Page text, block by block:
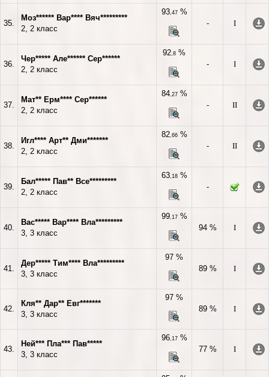
35.
Моз****** Вар**** Вяч*********
2, 2 класс
93,47%
-
I
36.
Чер***** Але****** Сер******
2, 2 класс
92,8 %
-
I
37.
Мат** Ерм**** Сер******
2, 2 класс
84,27%
-
II
38.
Игл**** Арт** Дми*******
2, 2 класс
82,66%
-
II
39.
Бал***** Пав** Все*********
2, 2 класс
63,18%
-
40.
Вас***** Вар**** Вла*********
3, 3 класс
99,17%
94 %
I
41.
Дер***** Тим**** Вла*********
3, 3 класс
97 %
89 %
I
42.
Кля** Дар** Евг*******
3, 3 класс
97 %
89 %
I
43.
Ней*** Пла*** Пав*****
3, 3 класс
96,17%
77 %
I